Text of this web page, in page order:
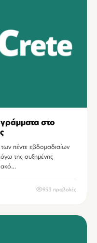
στο
πέντε εβδομαδιαίων
της αυξημένης
ακό…
953 προβολές